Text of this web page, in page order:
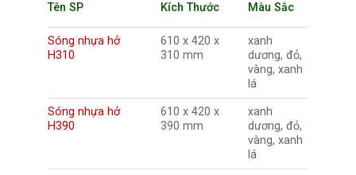
Tên SP Kích Thước Màu Sắc
Sóng nhựa hở
H310
610 x 420 x
310 mm
xanh
dương, đỏ,
vàng, xanh
lá
Sóng nhựa hở
H390
610 x 420 x
390 mm
xanh
dương, đỏ,
vàng, xanh
lá